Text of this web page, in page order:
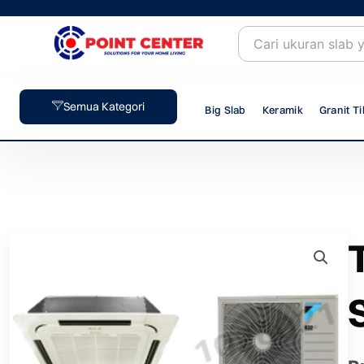
Semua Kategori Big Slab Keramik Granit